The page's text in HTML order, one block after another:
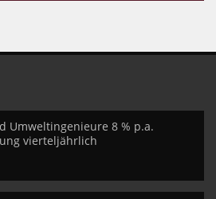
Umweltingenieure 8 % p.a.
vierteljährlich